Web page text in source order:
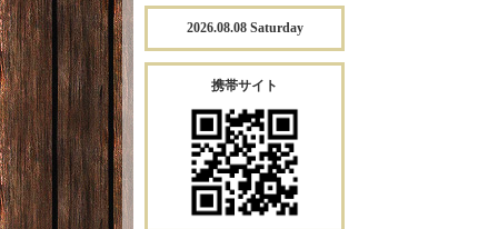
2026.08.08 Saturday
携帯サイト